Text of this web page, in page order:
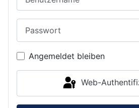
Angemeldet bleiben
Web-